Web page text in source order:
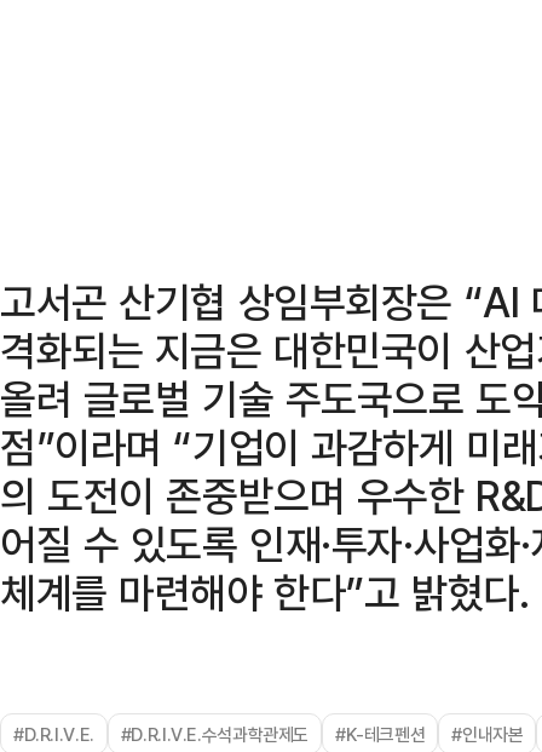
고서곤 산기협 상임부회장은
격화되는 지금은 대한민국이 산
올려 글로벌 기술 주도국으로 도
점”이라며 “기업이 과감하게 미
의 도전이 존중받으며 우수한
어질 수 있도록 인재·투자·사업
체계를 마련해야 한다”고 밝혔다.
#D.R.I.V.E. #D.R.I.V.E.수석과학관제도 #K-테크펜션 #인내자본